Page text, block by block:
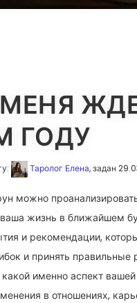
ГОДУ
Таролог Елена, задан
можно
ваша жизнь в ближайшем
и рекомендации,
и принять правильные
именно аспект
в отношениях,